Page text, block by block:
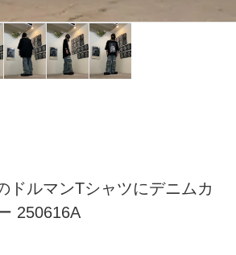
ドルマンTシャツにデニムカ
250616A